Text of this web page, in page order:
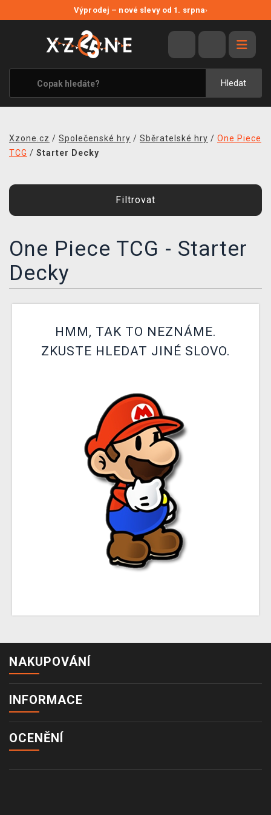
Výprodej – nové slevy od 1. srpna›
Hledat
VÝPRODEJ
VIDEOHRY
XZONE ORIGINALS
TÉMATIKY
MERCHANDISE
PRODEJNY
DOPRAVA
TCG & BOARDGAME HUB
Xzone.cz / Společenské hry / Sběratelské hry / One Piece
TCG / Starter Decky
Filtrovat
One Piece TCG - Starter
Decky
HMM, TAK TO NEZNÁME.
ZKUSTE HLEDAT JINÉ SLOVO.
NAKUPOVÁNÍ
INFORMACE
OCENĚNÍ